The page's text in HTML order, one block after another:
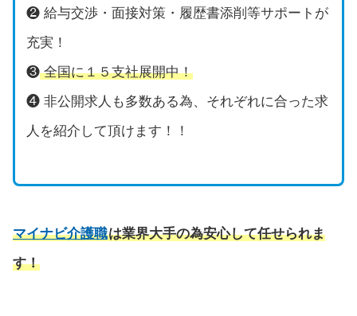
❷ 給与交渉・面接対策・履歴書添削等サポートが
充実！
❸全国に１５支社展開中！
❹ 非公開求人も多数ある為、それぞれに合った求
人を紹介して頂けます！！
マイナビ介護職は業界大手の為安心して任せられま
す！